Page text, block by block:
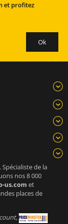
et profitez
de la
nos 8 000
us.com et
places de